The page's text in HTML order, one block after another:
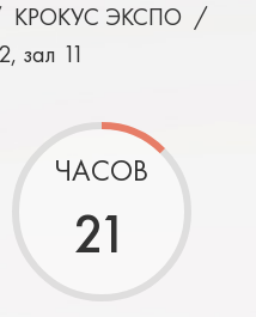
КРОКУС ЭКСПО /
зал 11
ЧАСОВ
21